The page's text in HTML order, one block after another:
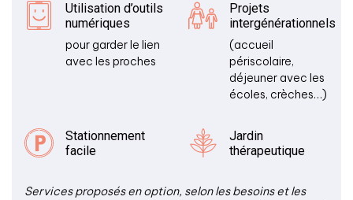
Utilisation d’outils
numériques
pour garder le lien
avec les proches
Projets
intergénérationnels
(accueil
périscolaire,
déjeuner avec les
écoles, crèches…)
Stationnement
facile
Jardin
thérapeutique
Services proposés en option, selon les besoins et les